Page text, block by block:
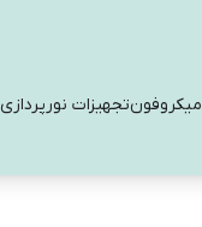
میکروفونتجهیزات نورپردازی